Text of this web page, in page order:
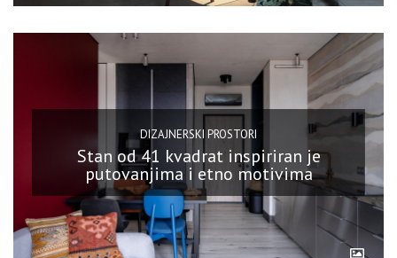
DIZAJNERSKI PROSTORI
Stan od 41 kvadrat inspiriran je
putovanjima i etno motivima